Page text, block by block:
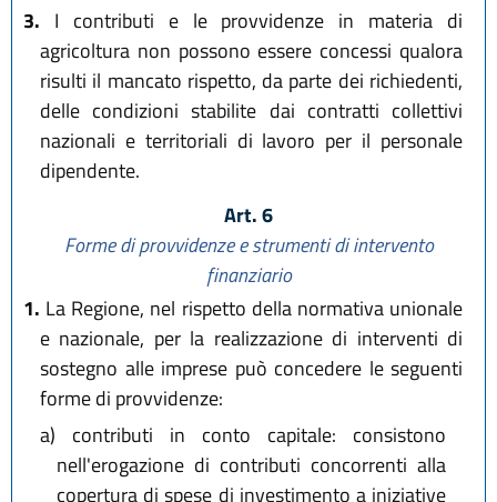
3. I contributi e le provvidenze in materia di
agricoltura non possono essere concessi qualora
risulti il mancato rispetto, da parte dei richiedenti,
delle condizioni stabilite dai contratti collettivi
nazionali e territoriali di lavoro per il personale
dipendente.
Art. 6
Forme di provvidenze e strumenti di intervento
finanziario
1. La Regione, nel rispetto della normativa unionale
e nazionale, per la realizzazione di interventi di
sostegno alle imprese può concedere le seguenti
forme di provvidenze:
a) contributi in conto capitale: consistono
nell'erogazione di contributi concorrenti alla
copertura di spese di investimento a iniziative